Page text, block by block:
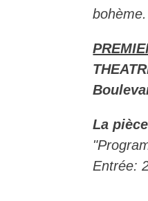
La
Entrée: